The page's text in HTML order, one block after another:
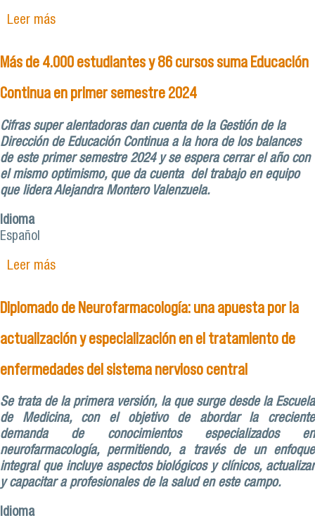
Leer mássobre Carrera de Kinesiología desarrolló segunda
en pacientes Covid-19
Más de 4.000 estudiantes y 86 cursos suma Educación
Continua en primer semestre 2024
Cifras super alentadoras dan cuenta de la Gestión de la
Dirección de Educación Continua a la hora de los balances
de este primer semestre 2024 y se espera cerrar el año con
el mismo optimismo, que da cuenta del trabajo en equipo
que lidera Alejandra Montero Valenzuela.
Idioma
Español
Leer mássobre Más de 4.000 estudiantes y 86 cursos
2024
Diplomado de Neurofarmacología: una apuesta por la
actualización y especialización en el tratamiento de
enfermedades del sistema nervioso central
Se trata de la primera versión, la que surge desde la Escuela
de Medicina, con el objetivo de abordar la creciente
demanda de conocimientos especializados en
neurofarmacología, permitiendo, a través de un enfoque
integral que incluye aspectos biológicos y clínicos, actualizar
y capacitar a profesionales de la salud en este campo.
Idioma